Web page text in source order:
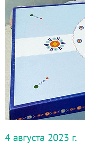
4 августа 2023 г.